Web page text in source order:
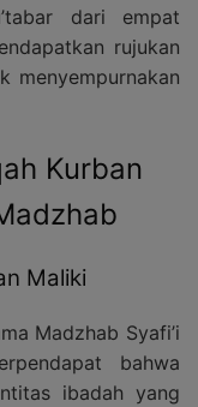
dari empat
rujukan
menyempurnakan
Kurban
Maliki
Madzhab Syafi’i
bahwa
ibadah yang